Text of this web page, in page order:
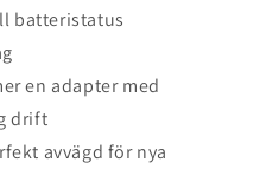
batteristatus
en adapter med
drift
avvägd för nya